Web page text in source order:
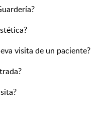
visita de un paciente?